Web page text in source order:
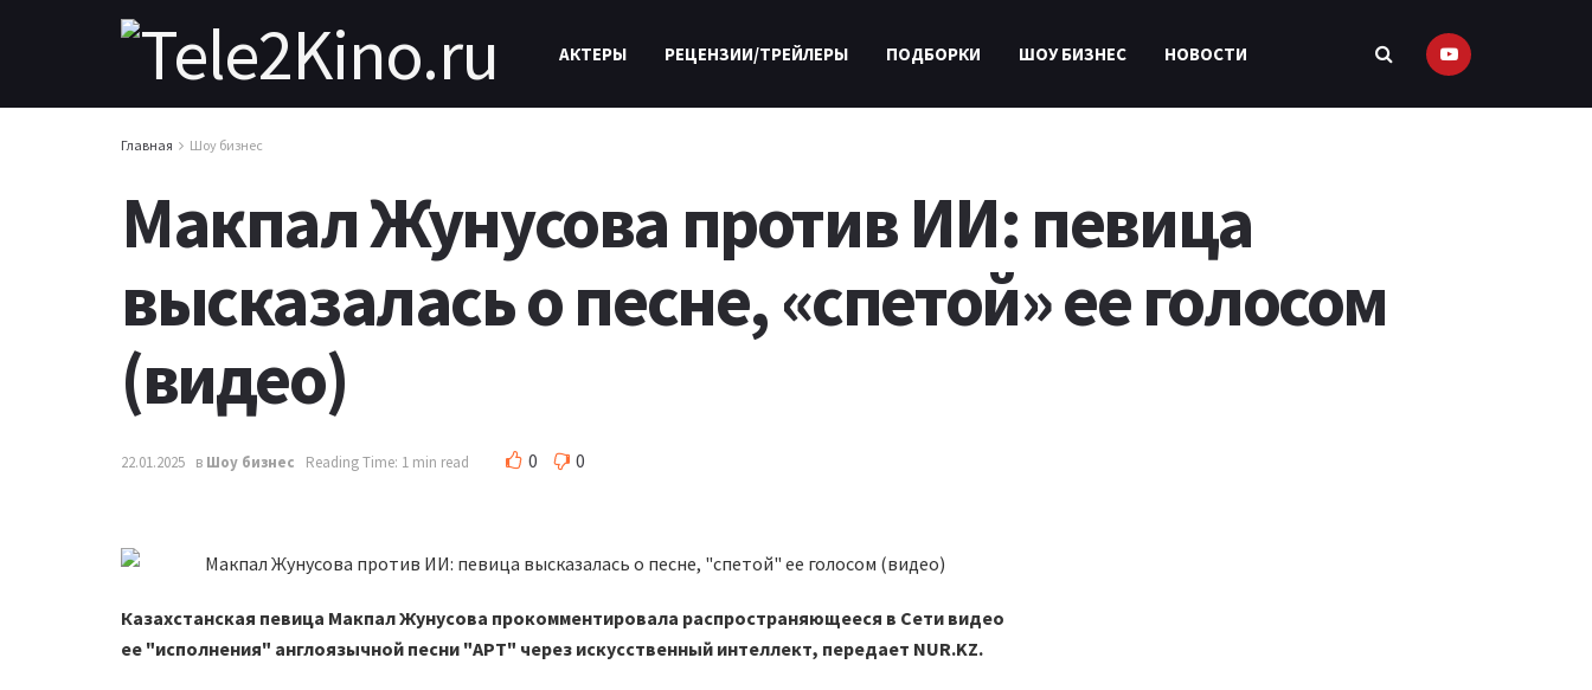
АКТЕРЫ РЕЦЕНЗИИ/ТРЕЙЛЕРЫ ПОДБОРКИ ШОУ БИЗНЕС НОВОСТИ
Главная Шоу бизнес
Макпал Жунусова против ИИ: певица
высказалась о песне, «спетой» ее голосом
(видео)
22.01.2025 в Шоу бизнес Reading Time: 1 min read 0 0
Казахстанская певица Макпал Жунусова прокомментировала распространяющееся в Сети видео
ее "исполнения" англоязычной песни "APT" через искусственный интеллект, передает NUR.KZ.